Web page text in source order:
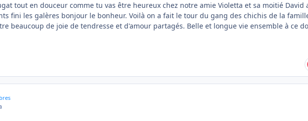
tout en douceur comme tu vas être heureux chez notre amie Violetta et sa moitié David
fini les galères bonjour le bonheur. Voilà on a fait le tour du gang des chichis de la
beaucoup de joie de tendresse et d'amour partagés. Belle et longue vie ensemble à ce